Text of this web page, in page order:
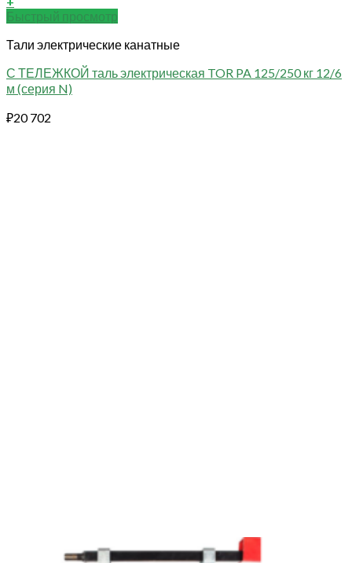
Быстрый просмотр
Тали электрические канатные
С ТЕЛЕЖКОЙ таль электрическая TOR PA 125/250 кг 12/6
м (серия N)
₽20 702